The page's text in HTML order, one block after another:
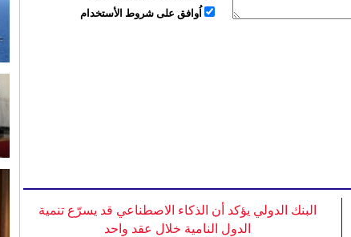
اُوافق على شروط الأستخدام
البنك الدولي يؤكد أن الذكاء الاصطناعي قد يسرّع تنمية
الدول النامية خلال عقد واحد